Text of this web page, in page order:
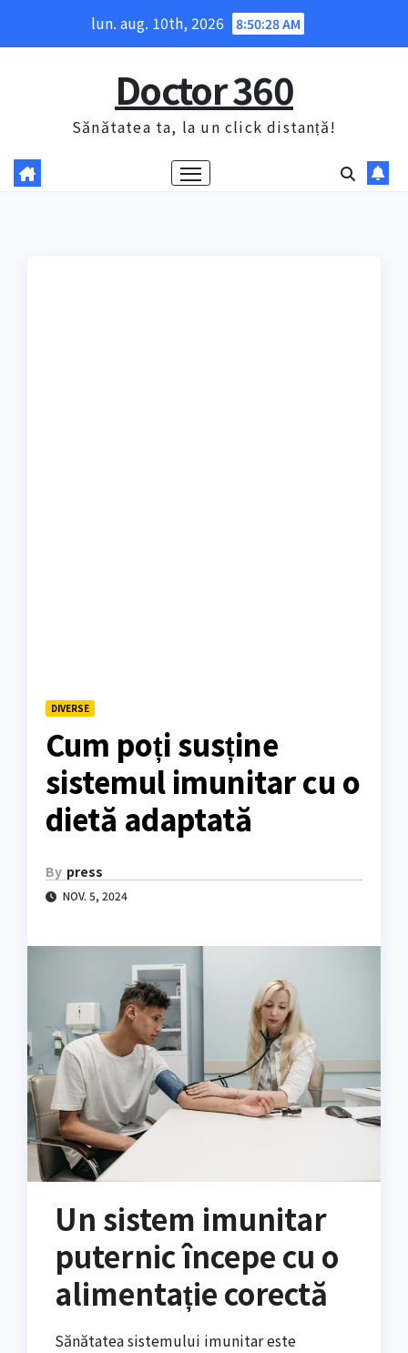
lun. aug. 10th, 2026 8:50:30 AM
Doctor 360
Sănătatea ta, la un click distanță!
DIVERSE
Cum poți susține
sistemul imunitar cu o
dietă adaptată
By press
NOV. 5, 2024
Un sistem imunitar
puternic începe cu o
alimentație corectă
Sănătatea sistemului imunitar este